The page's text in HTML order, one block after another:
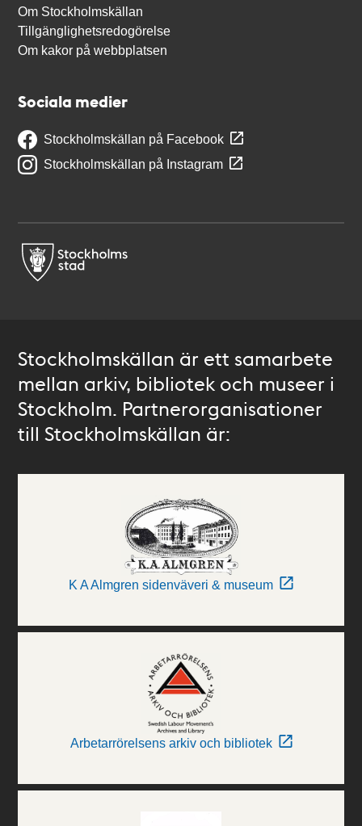
Om Stockholmskällan
Tillgänglighetsredogörelse
Om kakor på webbplatsen
Sociala medier
Stockholmskällan på Facebook
Stockholmskällan på Instagram
Stockholmskällan är ett samarbete
mellan arkiv, bibliotek och museer i
Stockholm. Partnerorganisationer
till Stockholmskällan är:
K A Almgren sidenväveri & museum
Arbetarrörelsens arkiv och bibliotek